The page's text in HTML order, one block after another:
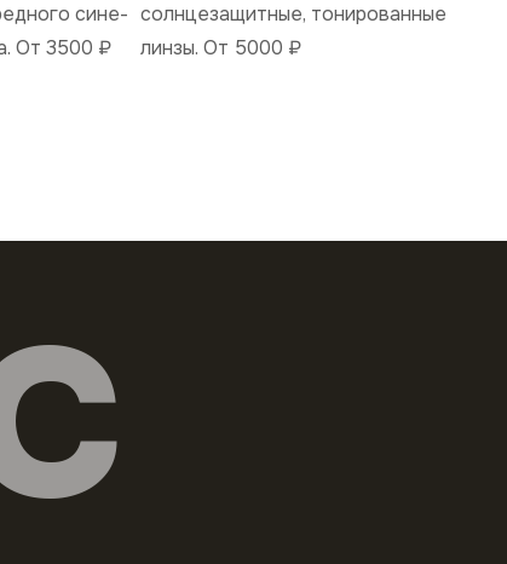
сине-
От 3500 ₽
солнцезащитные, тонированные
линзы. От 5000 ₽